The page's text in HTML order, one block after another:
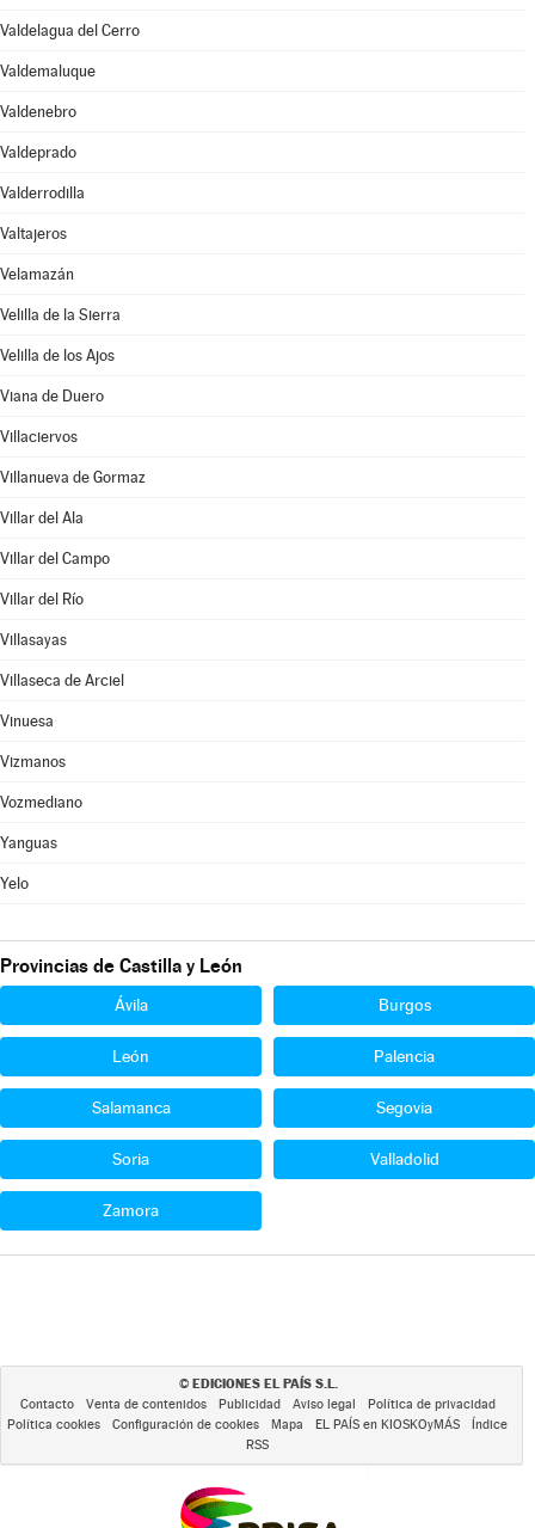
Valdelagua del Cerro
Valdemaluque
Valdenebro
Valdeprado
Valderrodilla
Valtajeros
Velamazán
Velilla de la Sierra
Velilla de los Ajos
Viana de Duero
Villaciervos
Villanueva de Gormaz
Villar del Ala
Villar del Campo
Villar del Río
Villasayas
Villaseca de Arciel
Vinuesa
Vizmanos
Vozmediano
Yanguas
Yelo
Provincias de Castilla y León
Ávila Burgos
León Palencia
Salamanca Segovia
Soria Valladolid
Zamora
© EDICIONES EL PAÍS S.L.
Contacto Venta de contenidos Publicidad Aviso legal
Política de privacidad
Política cookies
Configuración de cookies Mapa EL PAÍS en KIOSKOyMÁS
Índice
RSS